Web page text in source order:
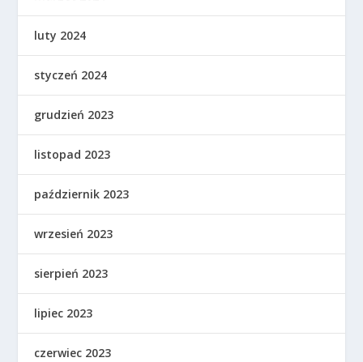
luty 2024
styczeń 2024
grudzień 2023
listopad 2023
październik 2023
wrzesień 2023
sierpień 2023
lipiec 2023
czerwiec 2023